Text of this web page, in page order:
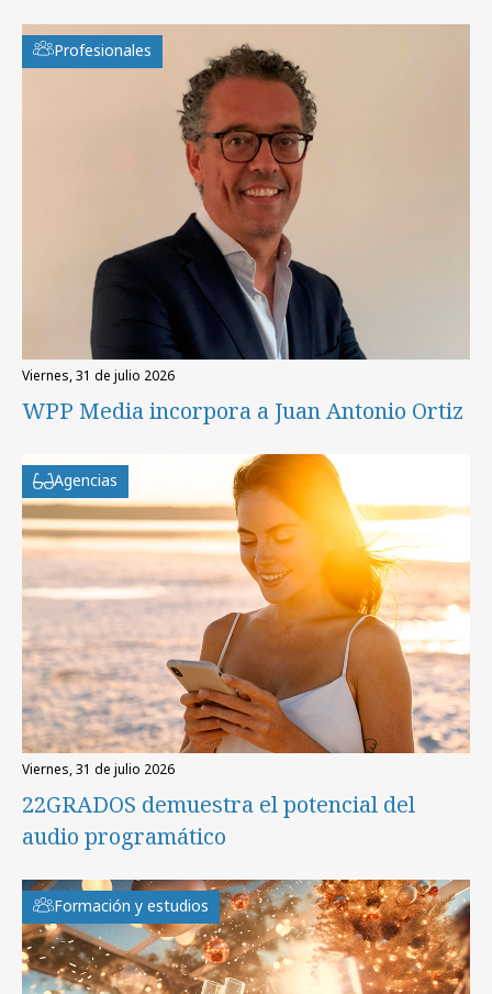
Profesionales
viernes, 31 de julio 2026
WPP Media incorpora a Juan Antonio Ortiz
Agencias
viernes, 31 de julio 2026
22GRADOS demuestra el potencial del
audio programático
Formación y estudios